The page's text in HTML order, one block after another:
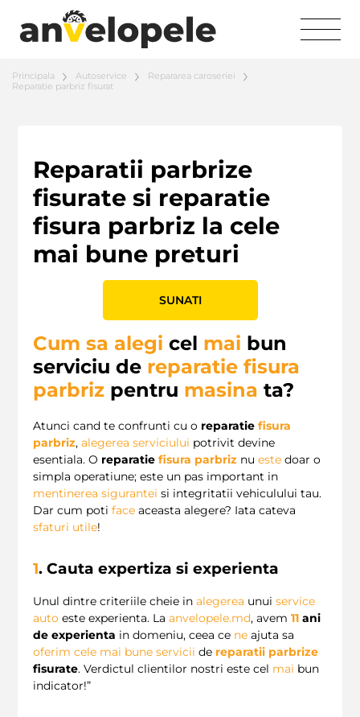
Principala Autoservice
Repararea caroseriei
Reparatie parbriz fisurat
Reparatii parbrize
fisurate si reparatie
fisura parbriz la cele
mai bune preturi
SUNATI
Cum sa alegi cel mai bun
serviciu de reparatie fisura
parbriz pentru masina ta?
Atunci cand te confrunti cu o reparatie fisura
parbriz, alegerea serviciului potrivit devine
esentiala. O reparatie fisura parbriz nu este doar o
simpla operatiune; este un pas important in
mentinerea sigurantei si integritatii vehiculului tau.
Dar cum poti face aceasta alegere? Iata cateva
sfaturi utile!
1. Cauta expertiza si experienta
Unul dintre criteriile cheie in alegerea unui service
auto este experienta. La anvelopele.md, avem 11 ani
de experienta in domeniu, ceea ce ne ajuta sa
oferim cele mai bune servicii de reparatii parbrize
fisurate. Verdictul clientilor nostri este cel mai bun
indicator!”